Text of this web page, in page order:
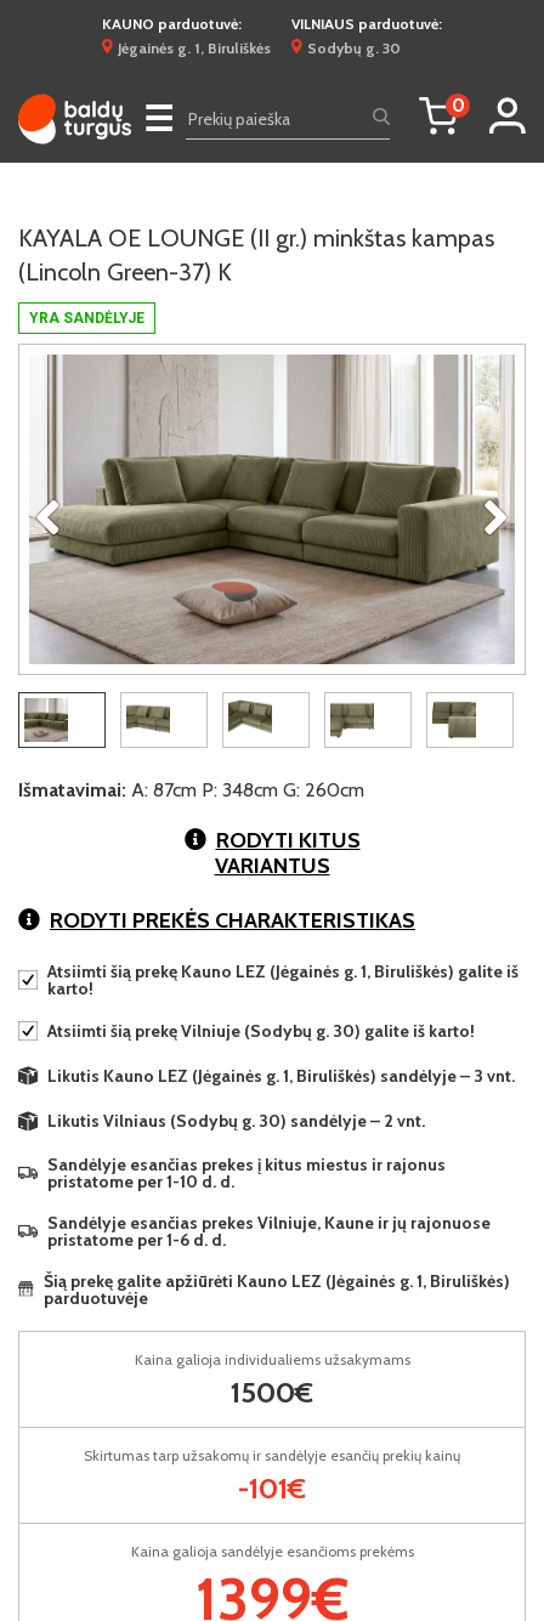
KAUNO parduotuvė:
Jėgainės g. 1, Biruliškės
VILNIAUS parduotuvė:
Sodybų g. 30
☰ 0
YRA SANDĖLYJE
KAYALA OE LOUNGE (II gr.) minkštas kampas
(Lincoln Green-37) K
Išmatavimai: A: 87cm P: 348cm G: 260cm
RODYTI KITUS
VARIANTUS
RODYTI PREKĖS CHARAKTERISTIKAS
Atsiimti šią prekę Kauno LEZ (Jėgainės g. 1, Biruliškės) galite iš
karto!
Atsiimti šią prekę Vilniuje (Sodybų g. 30) galite iš karto!
Likutis Kauno LEZ (Jėgainės g. 1, Biruliškės) sandėlyje – 3 vnt.
Likutis Vilniaus (Sodybų g. 30) sandėlyje – 2 vnt.
Sandėlyje esančias prekes į kitus miestus ir rajonus
pristatome per 1-10 d. d.
Sandėlyje esančias prekes Vilniuje, Kaune ir jų rajonuose
pristatome per 1-6 d. d.
Šią prekę galite apžiūrėti Kauno LEZ (Jėgainės g. 1, Biruliškės)
parduotuvėje
Kaina galioja sandėlyje esančioms prekėms
1399€
Kaina galioja individualiems užsakymams
1500€
Skirtumas tarp užsakomų ir sandėlyje esančių prekių kainų
-101€